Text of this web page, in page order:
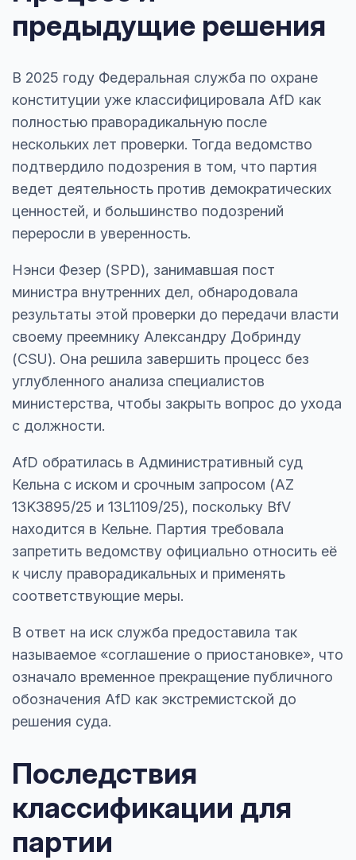
предыдущие решения
В 2025 году Федеральная служба по охране
конституции уже классифицировала AfD как
полностью праворадикальную после
нескольких лет проверки. Тогда ведомство
подтвердило подозрения в том, что партия
ведет деятельность против демократических
ценностей, и большинство подозрений
переросли в уверенность.
Нэнси Фезер (SPD), занимавшая пост
министра внутренних дел, обнародовала
результаты этой проверки до передачи власти
своему преемнику Александру Добринду
(CSU). Она решила завершить процесс без
углубленного анализа специалистов
министерства, чтобы закрыть вопрос до ухода
с должности.
AfD обратилась в Административный суд
Кельна с иском и срочным запросом (AZ
13K3895/25 и 13L1109/25), поскольку BfV
находится в Кельне. Партия требовала
запретить ведомству официально относить её
к числу праворадикальных и применять
соответствующие меры.
В ответ на иск служба предоставила так
называемое «соглашение о приостановке», что
означало временное прекращение публичного
обозначения AfD как экстремистской до
решения суда.
Последствия
классификации для
партии